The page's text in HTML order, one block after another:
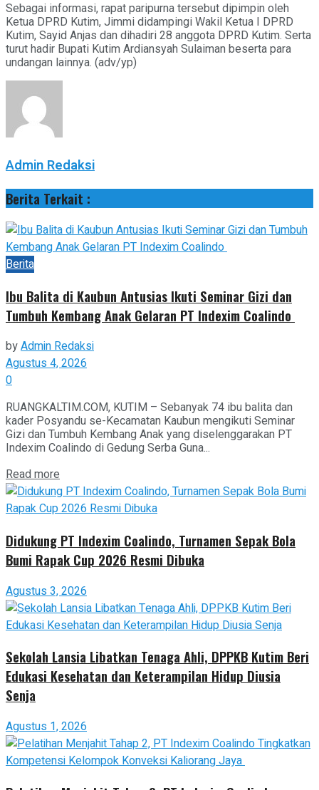
Sebagai informasi, rapat paripurna tersebut dipimpin oleh
Ketua DPRD Kutim, Jimmi didampingi Wakil Ketua I DPRD
Kutim, Sayid Anjas dan dihadiri 28 anggota DPRD Kutim. Serta
turut hadir Bupati Kutim Ardiansyah Sulaiman beserta para
undangan lainnya. (adv/yp)
Admin Redaksi
Berita Terkait :
Berita
Ibu Balita di Kaubun Antusias Ikuti Seminar Gizi dan
Tumbuh Kembang Anak Gelaran PT Indexim Coalindo
byAdmin Redaksi
Agustus 4, 2026
0
RUANGKALTIM.COM, KUTIM – Sebanyak 74 ibu balita dan
kader Posyandu se-Kecamatan Kaubun mengikuti Seminar
Gizi dan Tumbuh Kembang Anak yang diselenggarakan PT
Indexim Coalindo di Gedung Serba Guna...
Read more
Didukung PT Indexim Coalindo, Turnamen Sepak Bola
Bumi Rapak Cup 2026 Resmi Dibuka
Agustus 3, 2026
Sekolah Lansia Libatkan Tenaga Ahli, DPPKB Kutim Beri
Edukasi Kesehatan dan Keterampilan Hidup Diusia
Senja
Agustus 1, 2026